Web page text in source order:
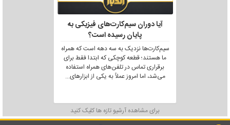
آیا دوران سیم‌کارت‌های فیزیکی به
پایان رسیده است؟
سیم‌کارت‌ها نزدیک به سه دهه است که همراه
ما هستند؛ قطعه کوچکی که ابتدا فقط برای
برقراری تماس در تلفن‌های همراه استفاده
می‌شد، اما امروز عملاً به یکی از ابزارهای...
برای مشاهده آرشیو تازه ها کلیک کنید